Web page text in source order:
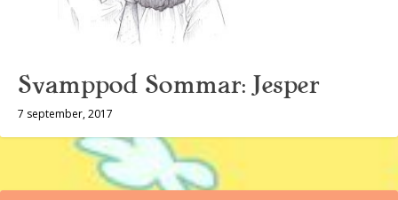
Svamppod Sommar: Jesper
7 september, 2017